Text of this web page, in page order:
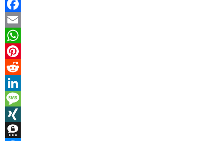
Facebook
Email
WhatsApp
Pinterest
Reddit
LinkedIn
Message
XING